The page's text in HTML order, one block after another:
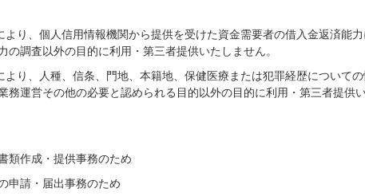
り、個人信用情報機関から提供を受けた資金需要者の借入金返済能
の調査以外の目的に利用・第三者提供いたしません。
り、人種、信条、門地、本籍地、保健医療または犯罪経歴について
務運営その他の必要と認められる目的以外の目的に利用・第三者提供
類作成・提供事務のため
申請・届出事務のため